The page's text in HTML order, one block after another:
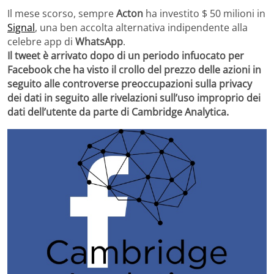
Il mese scorso, sempreActon ha investito $ 50 milioni in
Signal, una ben accolta alternativa indipendente alla
celebre app di WhatsApp.
Il tweet è arrivato dopo di un periodo infuocato per
Facebook che ha visto il crollo del prezzo delle azioni in
seguito alle controverse preoccupazioni sulla privacy
dei dati in seguito alle rivelazioni sull’uso improprio dei
dati dell’utente da parte di Cambridge Analytica.